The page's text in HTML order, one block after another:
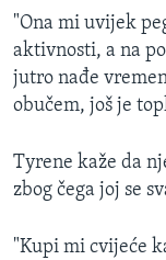
"Ona mi uvijek
aktivnosti, a na
jutro nađe
obučem, još je
Tyrene kaže da
zbog čega joj se
"Kupi mi cvijeće